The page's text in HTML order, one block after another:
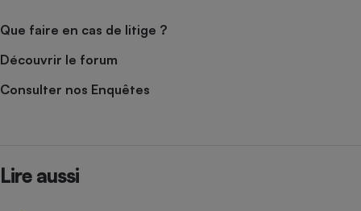
Que faire en cas de litige ?
Découvrir le forum
Consulter nos Enquêtes
Lire aussi